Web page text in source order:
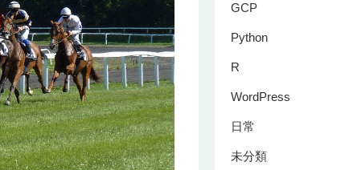
GCP
Python
R
WordPress
日常
未分類